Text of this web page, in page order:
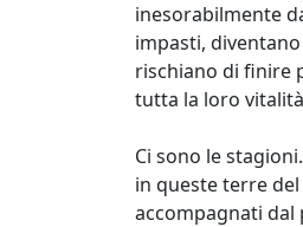
inesorabilmente
impasti,
rischiano di finire
tutta la loro
Ci sono le
in queste terre
accompagnati dal